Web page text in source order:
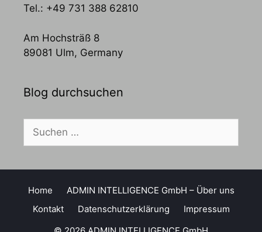
Tel.: +49 731 388 62810
Am Hochsträß 8
89081 Ulm, Germany
Blog durchsuchen
nach:
Home
ADMIN INTELLIGENCE GmbH – Über uns
Kontakt
Datenschutzerklärung
Impressum